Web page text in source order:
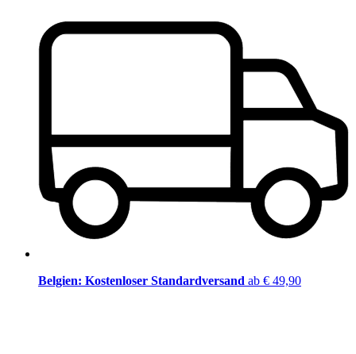
Belgien: Kostenloser Standardversand ab € 49,90